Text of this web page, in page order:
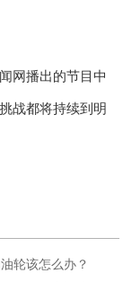
网播出的节目中
战都将持续到明
轮该怎么办？